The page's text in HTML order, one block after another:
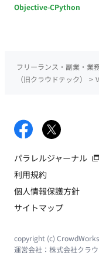
Objective-CPython
フリーランス・副業・業
（旧クラウドテック）
>
パラレルジャーナル
利用規約
個人情報保護方針
サイトマップ
copyright (c)
運営会社： 株式会社クラ